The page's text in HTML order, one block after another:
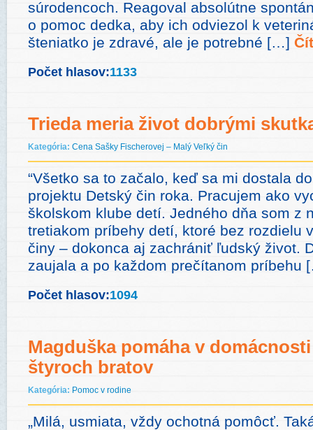
súrodencoch. Reagoval absolútne
o pomoc dedka, aby ich odviezol k
šteniatko je zdravé, ale je potrebné […]
Počet hlasov:1133
Trieda meria život dobrými
Kategória: Cena Sašky Fischerovej – Malý Veľký čin
“Všetko sa to začalo, keď sa mi dostala
projektu Detský čin roka. Pracujem ako
školskom klube detí. Jedného dňa som z
tretiakom príbehy detí, ktoré bez rozdielu
činy – dokonca aj zachrániť ľudský život.
zaujala a po každom prečítanom
Počet hlasov:1094
Magduška pomáha v
štyroch bratov
Kategória: Pomoc v rodine
„Milá, usmiata, vždy ochotná pomôcť.